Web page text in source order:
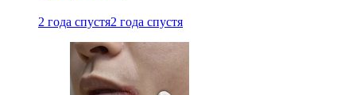
2 года спустя2 года спустя